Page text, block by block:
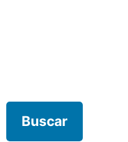
Buscar